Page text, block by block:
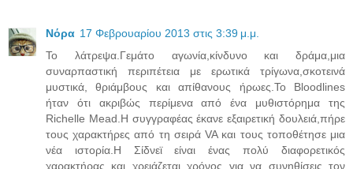
Νόρα 17 Φεβρουαρίου 2013 στις 3:39 μ.μ.
Το λάτρεψα.Γεμάτο αγωνία,κίνδυνο και δράμα,μια
συναρπαστική περιπέτεια με ερωτικά τρίγωνα,σκοτεινά
μυστικά, θριάμβους και απίθανους ήρωες.Το Bloodlines
ήταν ότι ακριβώς περίμενα από ένα μυθιστόρημα της
Richelle Mead.Η συγγραφέας έκανε εξαιρετική δουλειά,πήρε
τους χαρακτήρες από τη σειρά VA και τους τοποθέτησε μια
νέα ιστορία.Η Σίδνεϊ είναι ένας πολύ διαφορετικός
χαρακτήρας και χρειάζεται χρόνος για να συνηθίσεις τον